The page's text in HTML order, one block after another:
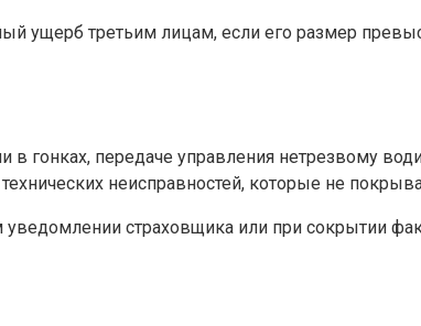
ущерб третьим лицам, если его размер
гонках, передаче управления нетрезвому
неисправностей, которые не
страховщика или при сокрытии